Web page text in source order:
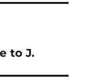
to J.